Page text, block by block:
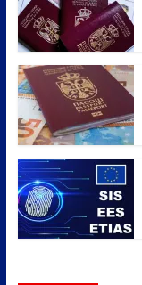
o
o
k